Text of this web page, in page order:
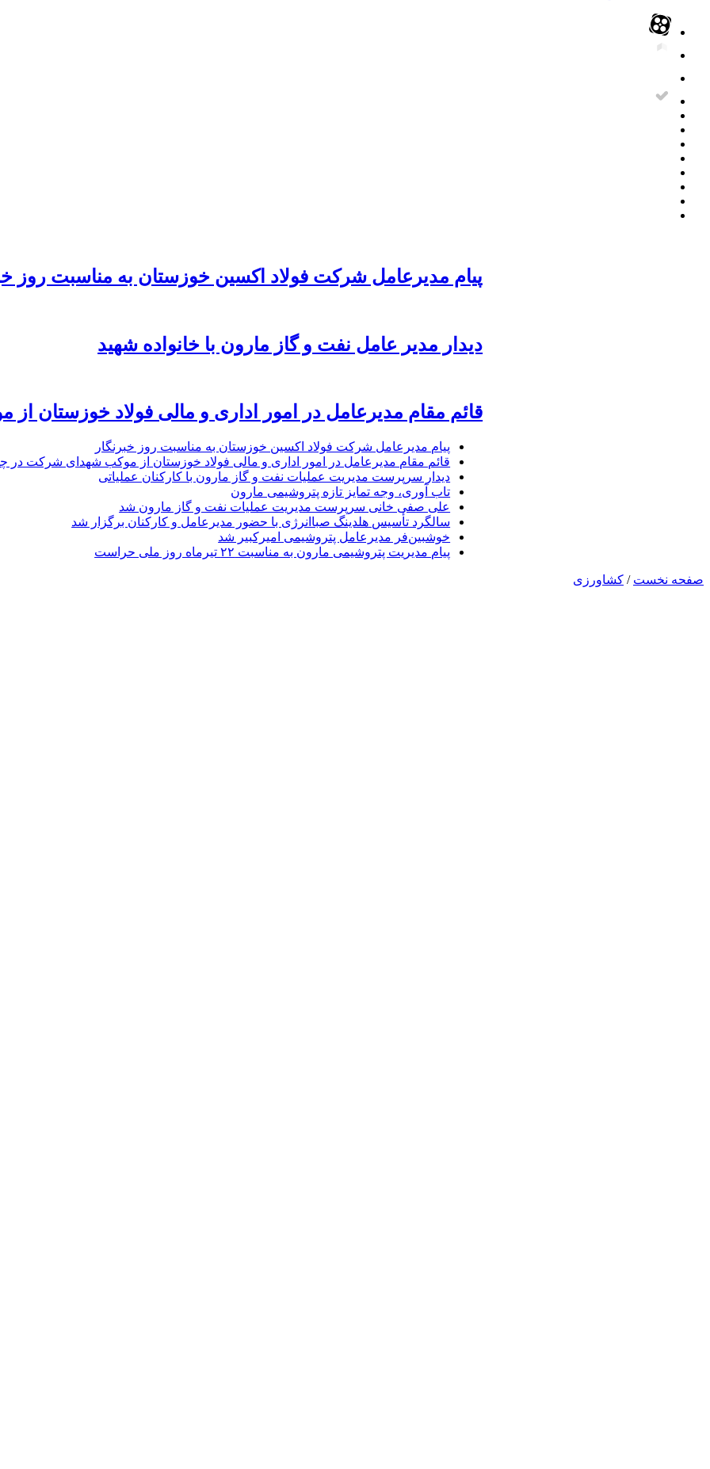
پیام مدیرعامل شرکت فولاد اکسین خوزستان به مناسبت روز
دیدار مدیر عامل نفت و گاز مارون با خانواده شهید
قائم مقام مدیرعامل در امور اداری و مالی فولاد خوزستان
پیام مدیرعامل شرکت فولاد اکسین خوزستان به مناسبت روز خبرنگار
قائم مقام مدیرعامل در امور اداری و مالی فولاد خوزستان از موکب شهدای شرکت در
دیدار سرپرست مدیریت عملیات نفت و گاز مارون با کارکنان عملیاتی
تاب آوری، وجه تمایز تازه پتروشیمی مارون
علی صفی خانی سرپرست مدیریت عملیات نفت و گاز مارون شد
سالگرد تأسیس هلدینگ صباانرژی با حضور مدیرعامل و کارکنان برگزار شد
خوشبین‌فر مدیرعامل پتروشیمی امیرکبیر شد
پیام مدیریت پتروشیمی مارون به مناسبت ۲۲ تیرماه روز ملی حراست
صفحه نخست / کشاورزی